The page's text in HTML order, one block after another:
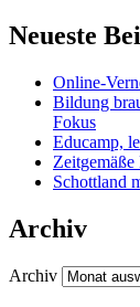
Neueste
Online-
Bildung
Fokus
Educamp,
Schottland
Archiv
Archiv